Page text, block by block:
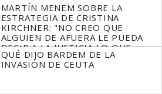
MARTÍN MENEM SOBRE LA
ESTRATEGIA DE CRISTINA
KIRCHNER: "NO CREO QUE
ALGUIEN DE AFUERA LE PUEDA
DECIR A LA JUSTICIA LO QUE
TIENE QUE HACER"
QUÉ DIJO BARDEM DE LA
INVASIÓN DE CEUTA